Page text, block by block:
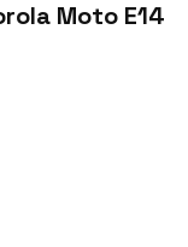
Moto E14